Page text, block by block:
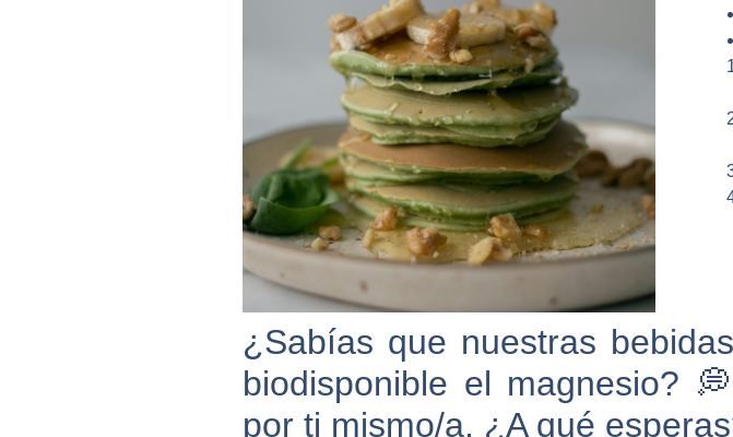
¿Sabías que nuestras
biodisponible el magnesio?
por ti mismo/a, ¿A qué